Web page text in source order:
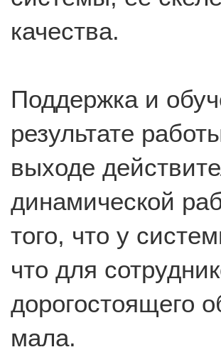
качества.
Поддержка и
результате
выходе
динамической
того, что у
что для
дорогостоящего
мала.